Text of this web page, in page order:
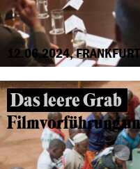
12.06.2024, FRANKFURT
Das leere Grab
Filmvorführung